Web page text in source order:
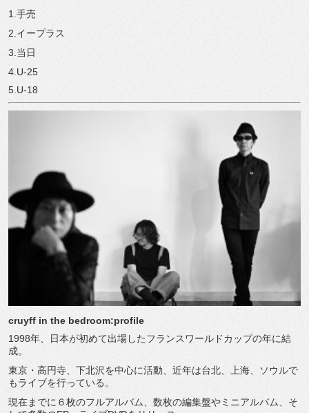
1.手売
2.イープラス
3.当日
4.U-25
5.U-18
cruyff in the bedroom:profile
1998年、日本が初めて出場したフランスワールドカップの年に結
成。
東京・高円寺、下北沢を中心に活動、近年は台北、上海、ソウルで
もライブを行っている。
現在までに６枚のフルアルバム、数枚の編集盤やミニアルバム、そ